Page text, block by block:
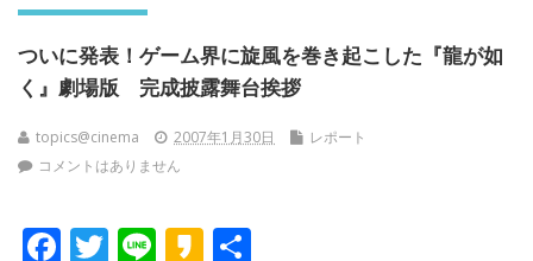
ついに発表！ゲーム界に旋風を巻き起こした『龍が如
く』劇場版 完成披露舞台挨拶
topics@cinema 2007年1月30日
レポート
コメントはありません
F T Li K